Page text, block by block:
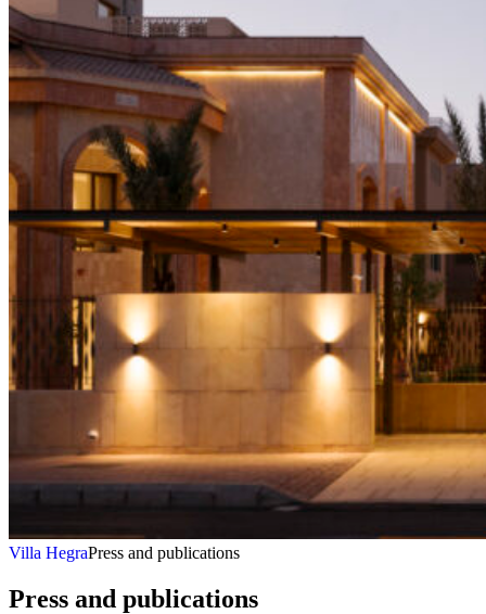
Villa HegraPress and publications
Press and publications